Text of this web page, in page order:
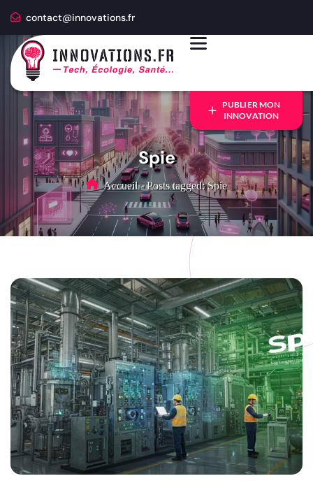
contact@innovations.fr
PUBLIER MON
INNOVATION
Spie
Accueil - Posts tagged: Spie